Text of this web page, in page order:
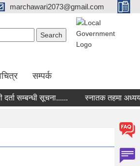
marchawari2073@gmail.com
सम्पर्क
सम्बन्धी सूचना...... स्नातक तहमा